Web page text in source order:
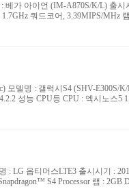
베가 아이언 (IM-A870S/K/L) 출
쿼드코어, 3.39MIPS/MHz
모델명 : 갤럭시S4 (SHV-E300S/
성능 CPU등 CPU : 엑시노스5
: LG 옵티머스LTE3 출시시기 :
S4 Processor 램 : 2GB